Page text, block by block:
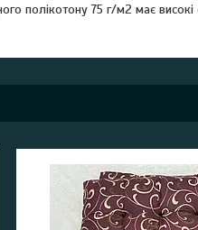
полікотону 75 г/м2 має високі